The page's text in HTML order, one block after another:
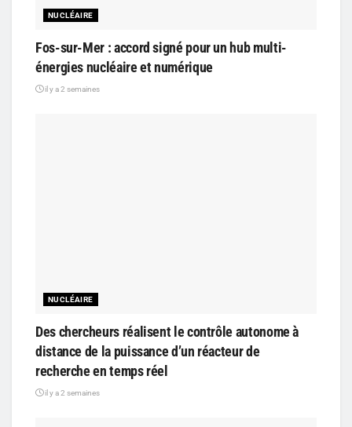
NUCLÉAIRE
Fos-sur-Mer : accord signé pour un hub multi-
énergies nucléaire et numérique
il y a 2 semaines
NUCLÉAIRE
Des chercheurs réalisent le contrôle autonome à
distance de la puissance d’un réacteur de
recherche en temps réel
il y a 2 semaines